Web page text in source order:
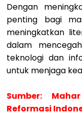
Dengan
penting bagi
meningkatkan
dalam
teknologi dan
untuk menjaga
Sumber:
Reformasi